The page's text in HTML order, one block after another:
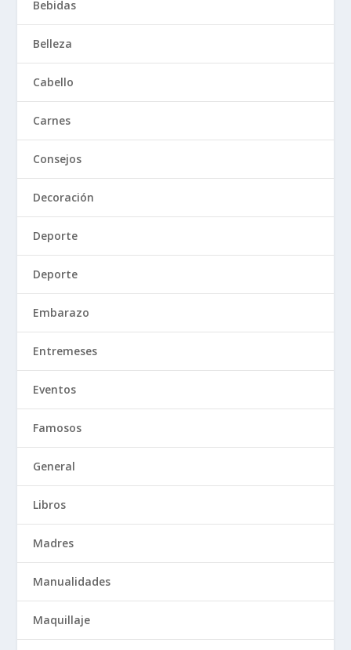
Bebidas
Belleza
Cabello
Carnes
Consejos
Decoración
Deporte
Deporte
Embarazo
Entremeses
Eventos
Famosos
General
Libros
Madres
Manualidades
Maquillaje